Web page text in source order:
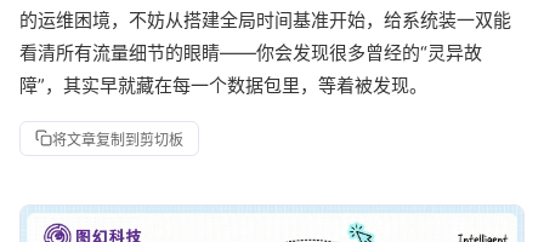
的运维困境，不妨从搭建全局时间基准开始，给系统装一双能
看清所有流量细节的眼睛——你会发现很多曾经的“灵异故
障”，其实早就藏在每一个数据包里，等着被发现。
将文章复制到剪切板